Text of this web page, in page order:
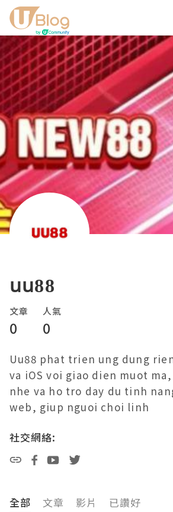
uu88
文章
0
人氣
0
Uu88 phat trien ung dung
va iOS voi giao dien muot
nhe va ho tro day du tinh
web, giup nguoi choi linh
社交網絡:
全部 文章 影片 已讚好